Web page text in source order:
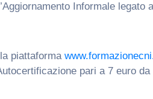
Informale legato
piattaforma
pari a 7 euro